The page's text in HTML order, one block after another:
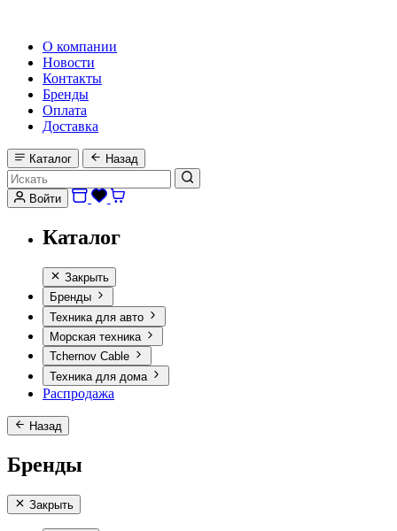
О компании
Новости
Контакты
Бренды
Оплата
Доставка
Каталог Назад
Войти
Каталог
Закрыть
Бренды
Техника для авто
Морская техника
Tchernov Cable
Техника для дома
Распродажа
Назад
Бренды
Закрыть